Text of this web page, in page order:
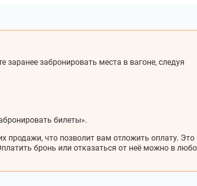
забронировать места в вагоне, следуя
билеты».
продажи, что позволит вам отложить оплату. Это
бронь или отказаться от неё можно в